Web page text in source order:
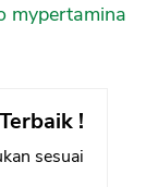
mypertamina
!
sesuai